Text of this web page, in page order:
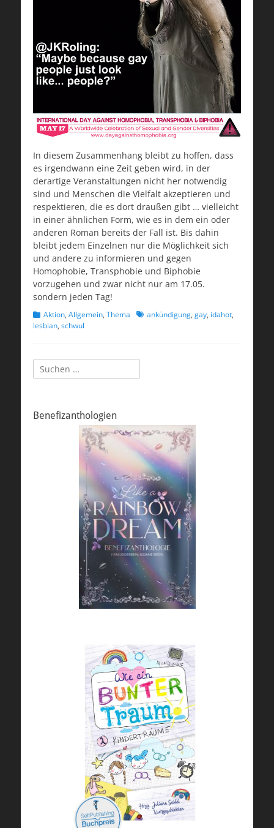
In diesem Zusammenhang bleibt zu hoffen, dass
es irgendwann eine Zeit geben wird, in der
derartige Veranstaltungen nicht her notwendig
sind und Menschen die Vielfalt akzeptieren und
respektieren, die es dort draußen gibt … vielleicht
in einer ähnlichen Form, wie es in dem ein oder
anderen Roman bereits der Fall ist. Bis dahin
bleibt jedem Einzelnen nur die Möglichkeit sich
und andere zu informieren und gegen
Homophobie, Transphobie und Biphobie
vorzugehen und zwar nicht nur am 17.05.
sondern jeden Tag!
Kategorien
Aktion, Allgemein, Thema Schlagworte
ankündigung, gay, idahot,
lesbian, schwul
Suchen
nach:
Benefizanthologien